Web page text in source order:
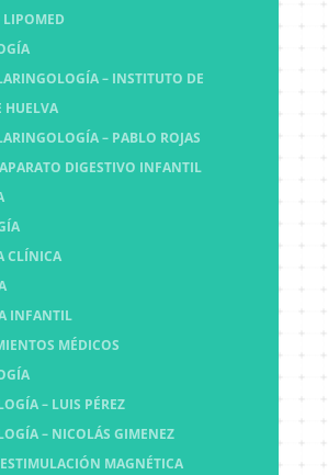
LIPOMED
– INSTITUTO DE
HUELVA
– PABLO ROJAS
DIGESTIVO INFANTIL
CLÍNICA
INFANTIL
MÉDICOS
– LUIS PÉREZ
– NICOLÁS GIMENEZ
MAGNÉTICA